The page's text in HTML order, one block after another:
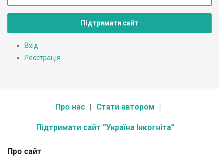
Підтримати сайт
Вхід
Реєстрація
Про нас Стати автором
Підтримати сайт “Україна Інкогніта”
Про сайт